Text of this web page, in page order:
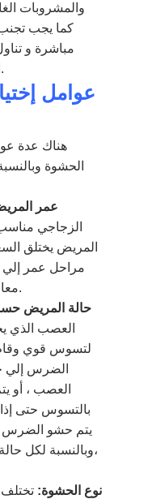
والمشروبات
كما يجب
مباشرة و
الصلب لمدة يوم كامل بعد الحشو.
عوامل
هناك عدة
الحشوة
عمر
الزجاجي
المريض يختلق
مراحل عمر إلي
معاملة خاصة فيختلف السعر.
حالة المريض
العصب الذي
لتسوس قوي
الضرس إلي
العصب ، أو
بالتسوس حتى
يتم حشو الضرس
،وبالنسبة لكل
نوع الحشوة: